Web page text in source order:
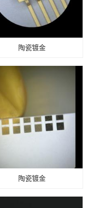
陶瓷镀金
陶瓷镀金